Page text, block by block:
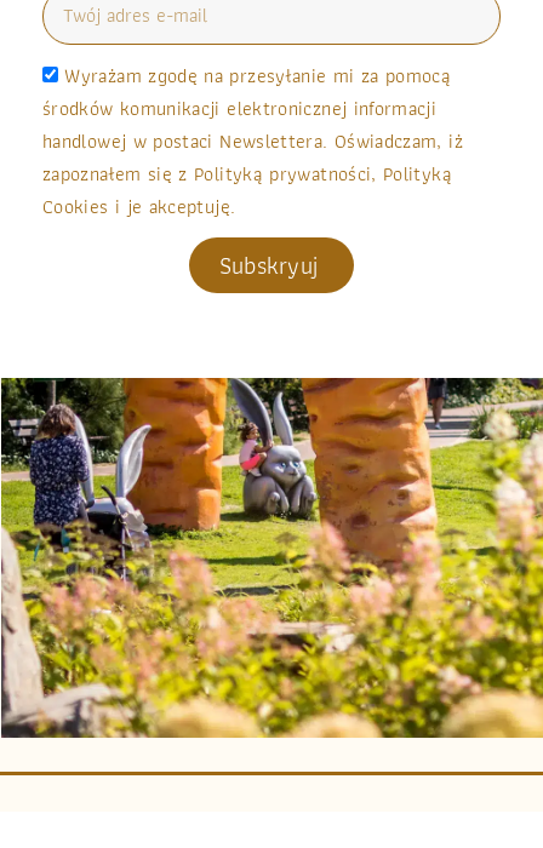
Wyrażam zgodę na przesyłanie mi za pomocą
środków komunikacji elektronicznej informacji
handlowej w postaci Newslettera. Oświadczam, iż
zapoznałem się z Polityką prywatności, Polityką
Cookies i je akceptuję.
Subskryuj